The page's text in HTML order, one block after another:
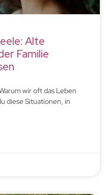
Alte
Familie
wir oft das Leben
diese Situationen, in